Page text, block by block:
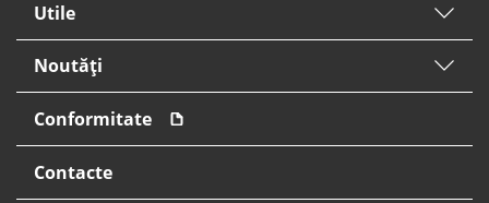
Utile
Noutăți
Conformitate
Contacte